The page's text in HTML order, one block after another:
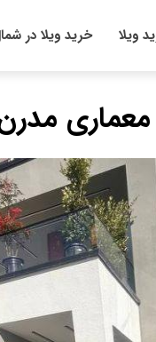
ویلا خرید ویلا در
معماری